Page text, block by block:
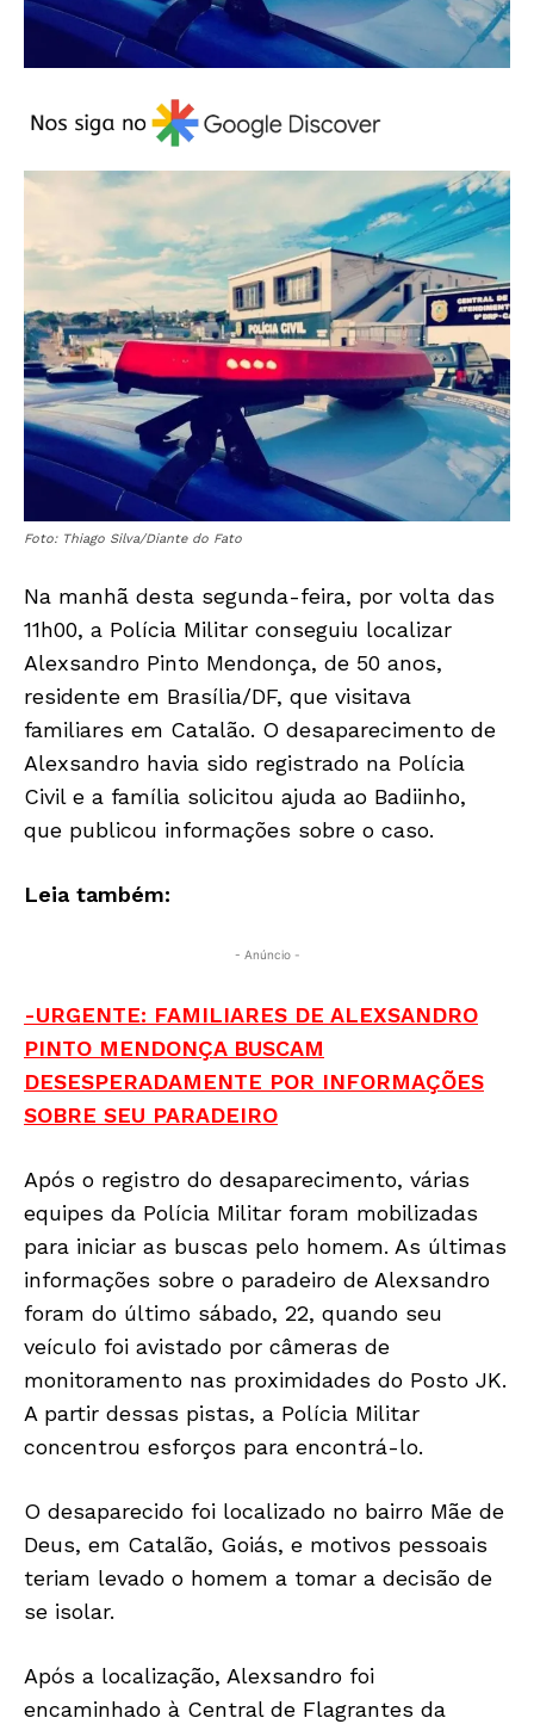
Foto: Thiago Silva/Diante do Fato
Na manhã desta segunda-feira, por volta das
11h00, a Polícia Militar conseguiu localizar
Alexsandro Pinto Mendonça, de 50 anos,
residente em Brasília/DF, que visitava
familiares em Catalão. O desaparecimento de
Alexsandro havia sido registrado na Polícia
Civil e a família solicitou ajuda ao Badiinho,
que publicou informações sobre o caso.
Leia também:
- Anúncio -
-URGENTE: FAMILIARES DE ALEXSANDRO
PINTO MENDONÇA BUSCAM
DESESPERADAMENTE POR INFORMAÇÕES
SOBRE SEU PARADEIRO
Após o registro do desaparecimento, várias
equipes da Polícia Militar foram mobilizadas
para iniciar as buscas pelo homem. As últimas
informações sobre o paradeiro de Alexsandro
foram do último sábado, 22, quando seu
veículo foi avistado por câmeras de
monitoramento nas proximidades do Posto JK.
A partir dessas pistas, a Polícia Militar
concentrou esforços para encontrá-lo.
O desaparecido foi localizado no bairro Mãe de
Deus, em Catalão, Goiás, e motivos pessoais
teriam levado o homem a tomar a decisão de
se isolar.
Após a localização, Alexsandro foi
encaminhado à Central de Flagrantes da